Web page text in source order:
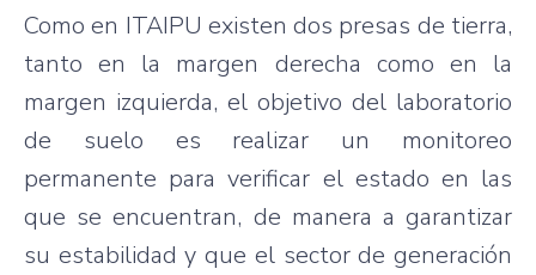
Como en ITAIPU existen dos presas de tierra,
tanto en la margen derecha como en la
margen izquierda, el objetivo del laboratorio
de suelo es realizar un monitoreo
permanente para verificar el estado en las
que se encuentran, de manera a garantizar
su estabilidad y que el sector de generación